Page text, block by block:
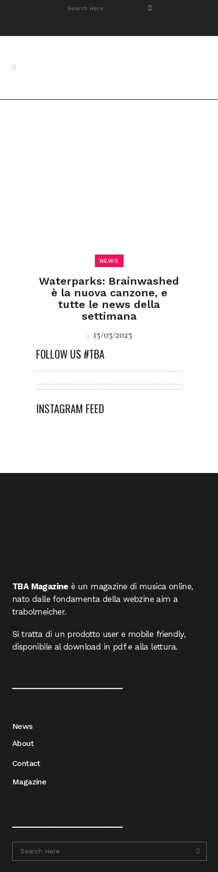
NEWS
Waterparks: Brainwashed
è la nuova canzone, e
tutte le news della
settimana
13/03/2023
FOLLOW US #TBA
INSTAGRAM FEED
TBA Magazine è un magazine di musica online,
nato dalle fondamenta della webzine aim a
trabolmeicher.
Si tratta di un prodotto user e mobile friendly,
disponibile al download in pdf e alla lettura.
News
About
Contact
Magazine